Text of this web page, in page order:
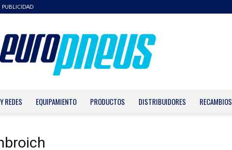
PUBLICIDAD
REDES EQUIPAMIENTO PRODUCTOS DISTRIBUIDORES RECAMBIOS